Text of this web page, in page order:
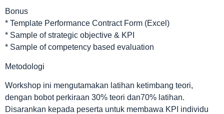
Bonus
* Template Performance Contract Form (Excel)
* Sample of strategic objective & KPI
* Sample of competency based evaluation
Metodologi
Workshop ini mengutamakan latihan ketimbang teori,
dengan bobot perkiraan 30% teori dan70% latihan.
Disarankan kepada peserta untuk membawa KPI individu